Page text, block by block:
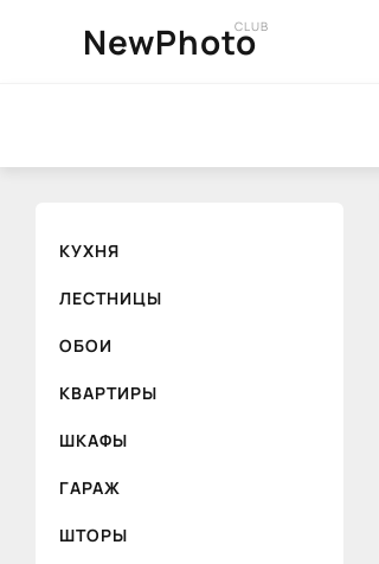
NewPhoto
CLUB
КУХНЯ
ЛЕСТНИЦЫ
ОБОИ
КВАРТИРЫ
ШКАФЫ
ГАРАЖ
ШТОРЫ